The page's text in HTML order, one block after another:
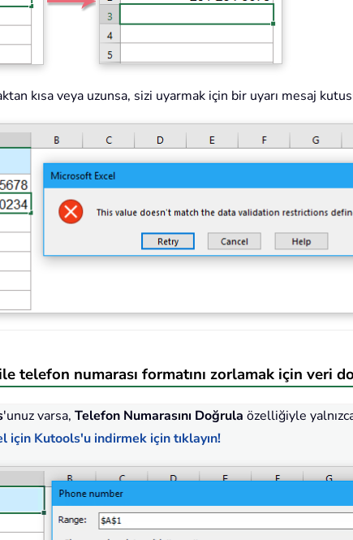
kısa veya uzunsa, sizi uyarmak için bir uyarı mesaj
telefon numarası formatını zorlamak için veri
'unuz varsa, Telefon Numarasını Doğrula özelliğiyle
için Kutools'u indirmek için tıklayın!